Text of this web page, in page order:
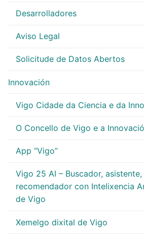
Desarrolladores
Aviso Legal
Solicitude de Datos Abertos
Innovación
Vigo Cidade da Ciencia e da
O Concello de Vigo e a
App “Vigo”
Vigo 25 AI – Buscador,
recomendador con Intelixencia
de Vigo
Xemelgo dixital de Vigo